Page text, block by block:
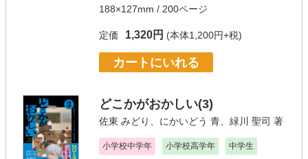
188×127mm / 200ページ
定価 1,320円 (本体1,200円+税)
カートにいれる
どこかがおかしい(3)
佐東 みどり にかいどう 青 緑川 聖司 著
小学校中学年 小学校高学年 中学生